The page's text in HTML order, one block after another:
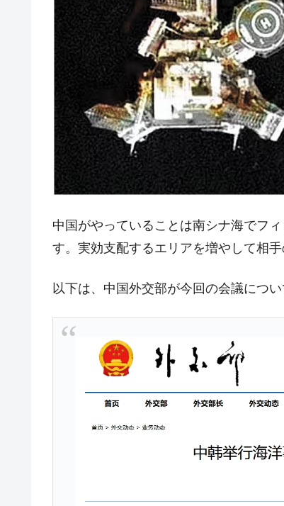
『Money1』
米国下院「韓国の公務員個人
する差別。許してはおかぬ
『Money1』 韓国ボンクラ政策室長･金容範
『Money1』 韓国半導体『SKハイニックス
『Money1』 韓国･加徳島新国際空港「また
『Money1』
【速報】韓国株式市場の暴落
発動！
『Money1』 IT産業は人を雇用する効果は
Fact1 夏の甲子園、優勝校を最も多く輩出
Fact1 今話題の「楽天ライオンズ」とは？
Fact1 奇跡の毛色「白毛馬」とは？
Fact1
発表から2日で大崩壊、鳴かず飛ばず
日本人マスターズ挑戦の歴史。松山
中国がやっていることは南シナ海でフ
す。実効支配するエリアを増やして相
以下は、中国外交部が今回の会議につ